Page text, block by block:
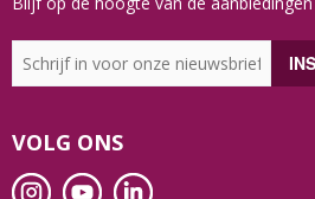
VOLG ONS